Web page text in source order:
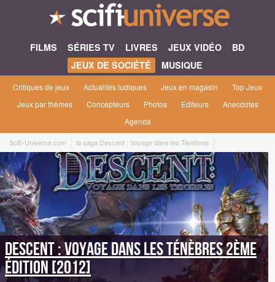
FILMS SÉRIES TV LIVRES JEUX VIDÉO
BD
JEUX DE SOCIÉTÉ
MUSIQUE
Critiques de jeux Actualités ludiques Jeux en magasin
Top Jeux
Jeux par thèmes
Concepteurs Photos Editeurs
Anecdotes
Agenda
Scifi-Universe.com
la saga Descent : Voyage dans les Ténèbres
Jeux de société
Descent : Voyage dans les Ténèbres 2ème édition [2012]
Descent : Voyage dans les Ténèbres 2ème
édition [2012]